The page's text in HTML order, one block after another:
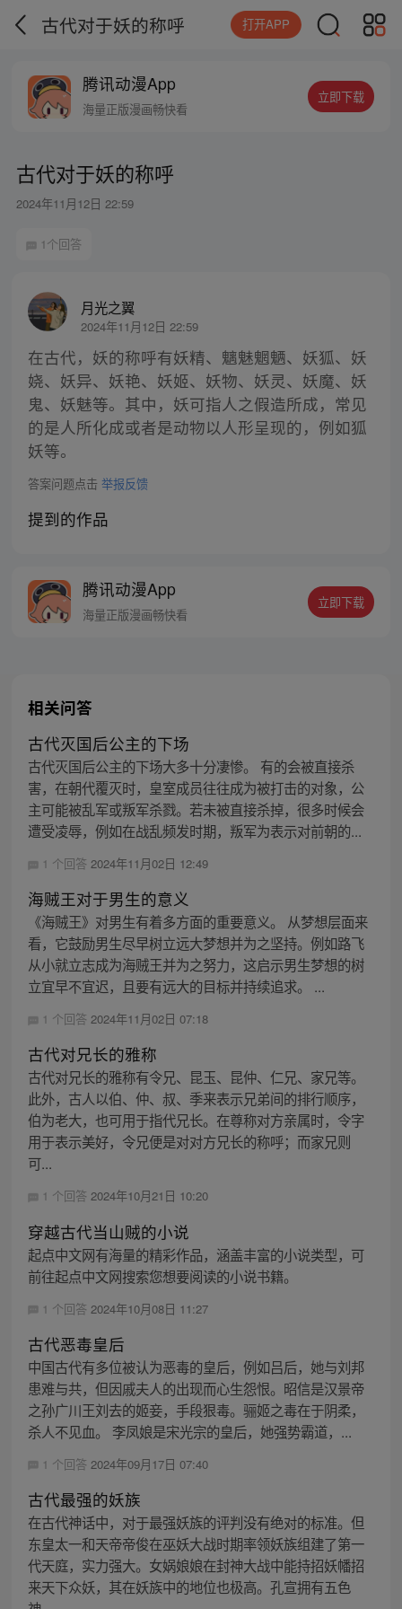
古代对于妖的称呼 打开APP
腾讯动漫App
海量正版漫画畅快看
立即下载
古代对于妖的称呼
2024年11月12日 22:59
1个回答
月光之翼
2024年11月12日 22:59
在古代，妖的称呼有妖精、魑魅魍魉、妖狐、妖
娆、妖异、妖艳、妖姬、妖物、妖灵、妖魔、妖
鬼、妖魅等。其中，妖可指人之假造所成，常见
的是人所化成或者是动物以人形呈现的，例如狐
妖等。
答案问题点击 举报反馈
提到的作品
腾讯动漫App
海量正版漫画畅快看
立即下载
相关问答
古代灭国后公主的下场
古代灭国后公主的下场大多十分凄惨。 有的会被直接杀
害，在朝代覆灭时，皇室成员往往成为被打击的对象，公
主可能被乱军或叛军杀戮。若未被直接杀掉，很多时候会
遭受凌辱，例如在战乱频发时期，叛军为表示对前朝的...
1 个回答 2024年11月02日 12:49
海贼王对于男生的意义
《海贼王》对男生有着多方面的重要意义。 从梦想层面来
看，它鼓励男生尽早树立远大梦想并为之坚持。例如路飞
从小就立志成为海贼王并为之努力，这启示男生梦想的树
立宜早不宜迟，且要有远大的目标并持续追求。 ...
1 个回答 2024年11月02日 07:18
古代对兄长的雅称
古代对兄长的雅称有令兄、昆玉、昆仲、仁兄、家兄等。
此外，古人以伯、仲、叔、季来表示兄弟间的排行顺序，
伯为老大，也可用于指代兄长。在尊称对方亲属时，令字
用于表示美好，令兄便是对对方兄长的称呼；而家兄则
可...
1 个回答 2024年10月21日 10:20
穿越古代当山贼的小说
起点中文网有海量的精彩作品，涵盖丰富的小说类型，可
前往起点中文网搜索您想要阅读的小说书籍。
1 个回答 2024年10月08日 11:27
古代恶毒皇后
中国古代有多位被认为恶毒的皇后，例如吕后，她与刘邦
患难与共，但因戚夫人的出现而心生怨恨。昭信是汉景帝
之孙广川王刘去的姬妾，手段狠毒。骊姬之毒在于阴柔，
杀人不见血。 李凤娘是宋光宗的皇后，她强势霸道，...
1 个回答 2024年09月17日 07:40
古代最强的妖族
在古代神话中，对于最强妖族的评判没有绝对的标准。但
东皇太一和天帝帝俊在巫妖大战时期率领妖族组建了第一
代天庭，实力强大。女娲娘娘在封神大战中能持招妖幡招
来天下众妖，其在妖族中的地位也极高。孔宣拥有五色